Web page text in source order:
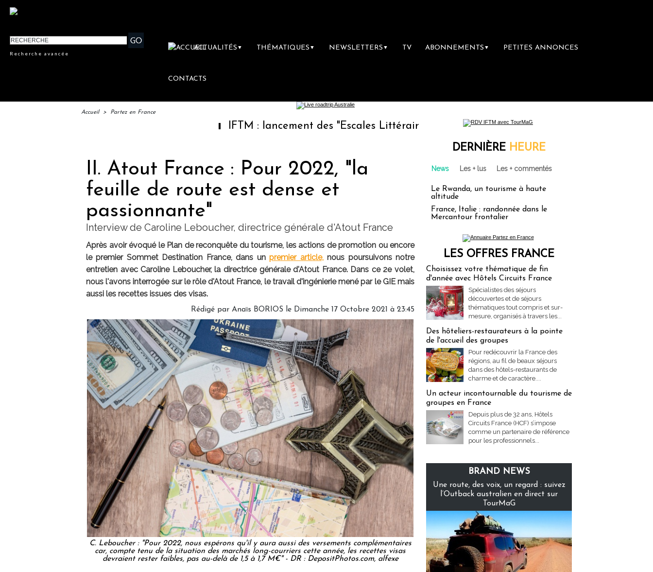
Recherche avancée
ACTUALITÉS ▼ THÉMATIQUES ▼ NEWSLETTERS ▼ TV ABONNEMENTS ▼ PETITES ANNONCES
CONTACTS
Accueil > Partez en France
IFTM : lancement des "Escales Littéraires", la première librairie du voyage
II. Atout France : Pour 2022, "la
feuille de route est dense et
passionnante"
Interview de Caroline Leboucher, directrice générale d'Atout France
Après avoir évoqué le Plan de reconquête du tourisme, les actions de promotion ou encore
le premier Sommet Destination France, dans unpremier article,nous poursuivons notre
entretien avec Caroline Leboucher, la directrice générale d'Atout France. Dans ce 2e volet,
nous l'avons interrogée sur le rôle d'Atout France, le travail d'ingénierie mené par le GIE mais
aussi les recettes issues des visas.
Rédigé par Anaïs BORIOS le Dimanche 17 Octobre 2021 à 23:45
C. Leboucher : "Pour 2022, nous espérons qu'il y aura aussi des versements complémentaires
car, compte tenu de la situation des marchés long-courriers cette année, les recettes visas
devraient rester faibles, pas au-delà de 1,5 à 1,7 M€" - DR : DepositPhotos.com, alfexe
DERNIÈRE HEURE
News Les + lus Les + commentés
Le Rwanda, un tourisme à haute
altitude
France, Italie : randonnée dans le
Mercantour frontalier
LES OFFRES FRANCE
Choisissez votre thématique de fin
d'année avec Hôtels Circuits France
Spécialistes des séjours
découvertes et de séjours
thématiques tout compris et sur-
mesure, organisés à travers les...
Des hôteliers-restaurateurs à la pointe
de l'accueil des groupes
Pour redécouvrir la France des
régions, au fil de beaux séjours
dans des hôtels-restaurants de
charme et de caractère....
Un acteur incontournable du tourisme de
groupes en France
Depuis plus de 32 ans, Hôtels
Circuits France (HCF) s’impose
comme un partenaire de référence
pour les professionnels...
BRAND NEWS
Une route, des voix, un regard : suivez
l’Outback australien en direct sur
TourMaG